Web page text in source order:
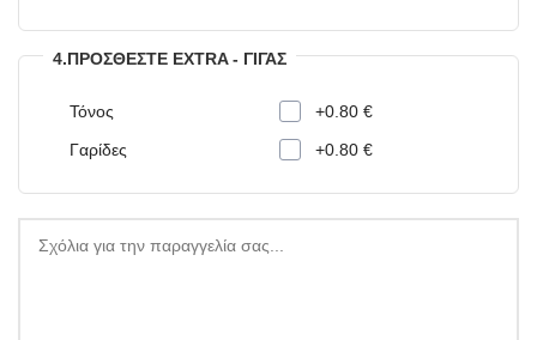
4.ΠΡΟΣΘΈΣΤΕ EXTRA - ΓΊΓΑΣ
Τόνος
+0.80 €
Γαρίδες
+0.80 €